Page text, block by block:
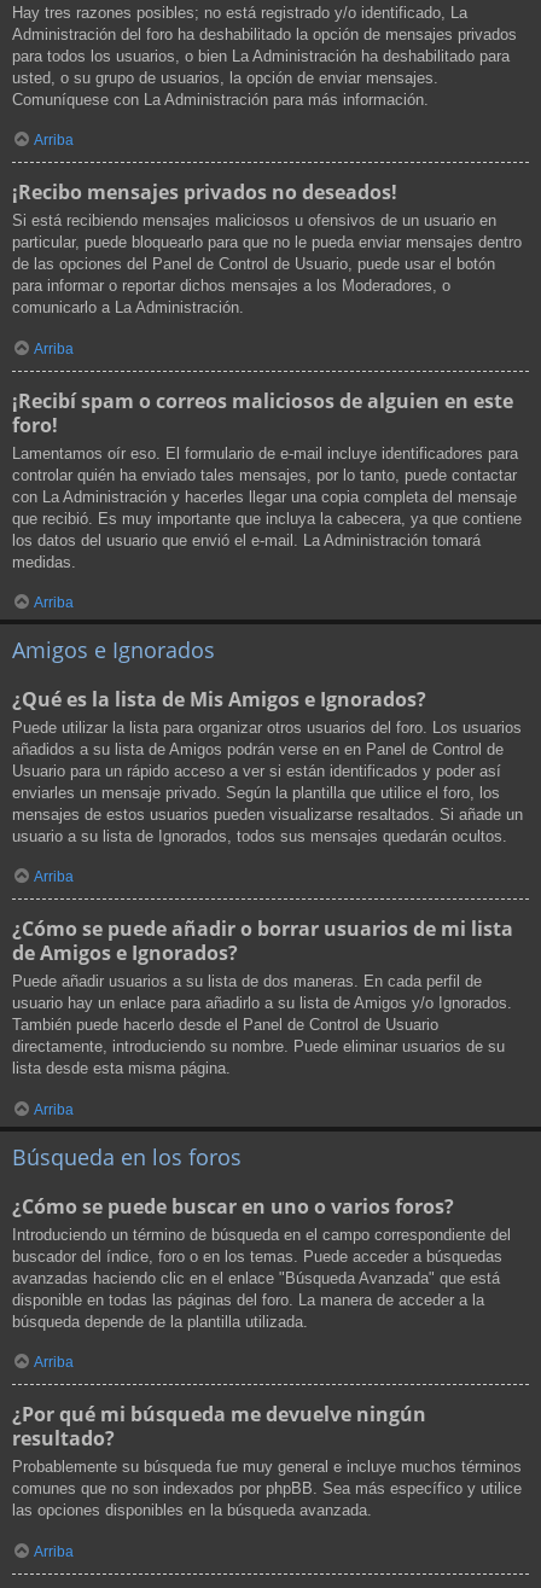
Hay tres razones posibles; no está registrado y/o identificado, La
Administración del foro ha deshabilitado la opción de mensajes privados
para todos los usuarios, o bien La Administración ha deshabilitado para
usted, o su grupo de usuarios, la opción de enviar mensajes.
Comuníquese con La Administración para más información.
Arriba
¡Recibo mensajes privados no deseados!
Si está recibiendo mensajes maliciosos u ofensivos de un usuario en
particular, puede bloquearlo para que no le pueda enviar mensajes dentro
de las opciones del Panel de Control de Usuario, puede usar el botón
para informar o reportar dichos mensajes a los Moderadores, o
comunicarlo a La Administración.
Arriba
¡Recibí spam o correos maliciosos de alguien en este
foro!
Lamentamos oír eso. El formulario de e-mail incluye identificadores para
controlar quién ha enviado tales mensajes, por lo tanto, puede contactar
con La Administración y hacerles llegar una copia completa del mensaje
que recibió. Es muy importante que incluya la cabecera, ya que contiene
los datos del usuario que envió el e-mail. La Administración tomará
medidas.
Arriba
Amigos e Ignorados
¿Qué es la lista de Mis Amigos e Ignorados?
Puede utilizar la lista para organizar otros usuarios del foro. Los usuarios
añadidos a su lista de Amigos podrán verse en en Panel de Control de
Usuario para un rápido acceso a ver si están identificados y poder así
enviarles un mensaje privado. Según la plantilla que utilice el foro, los
mensajes de estos usuarios pueden visualizarse resaltados. Si añade un
usuario a su lista de Ignorados, todos sus mensajes quedarán ocultos.
Arriba
¿Cómo se puede añadir o borrar usuarios de mi lista
de Amigos e Ignorados?
Puede añadir usuarios a su lista de dos maneras. En cada perfil de
usuario hay un enlace para añadirlo a su lista de Amigos y/o Ignorados.
También puede hacerlo desde el Panel de Control de Usuario
directamente, introduciendo su nombre. Puede eliminar usuarios de su
lista desde esta misma página.
Arriba
Búsqueda en los foros
¿Cómo se puede buscar en uno o varios foros?
Introduciendo un término de búsqueda en el campo correspondiente del
buscador del índice, foro o en los temas. Puede acceder a búsquedas
avanzadas haciendo clic en el enlace "Búsqueda Avanzada" que está
disponible en todas las páginas del foro. La manera de acceder a la
búsqueda depende de la plantilla utilizada.
Arriba
¿Por qué mi búsqueda me devuelve ningún
resultado?
Probablemente su búsqueda fue muy general e incluye muchos términos
comunes que no son indexados por phpBB. Sea más específico y utilice
las opciones disponibles en la búsqueda avanzada.
Arriba